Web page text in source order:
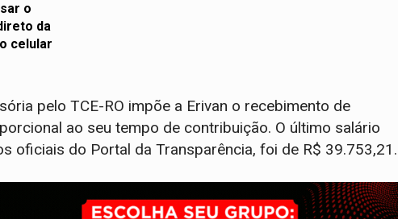
o
da
celular
pelo TCE-RO impõe a Erivan o recebimento de
ao seu tempo de contribuição. O último salário
oficiais do Portal da Transparência, foi de R$ 39.753,21.